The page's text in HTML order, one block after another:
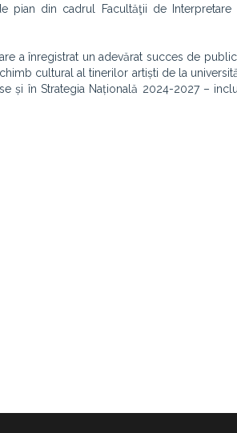
pian din cadrul Facultăţii de Interpretare
a înregistrat un adevărat succes de
cultural al tinerilor artiști de la
și în Strategia Națională 2024-2027 –